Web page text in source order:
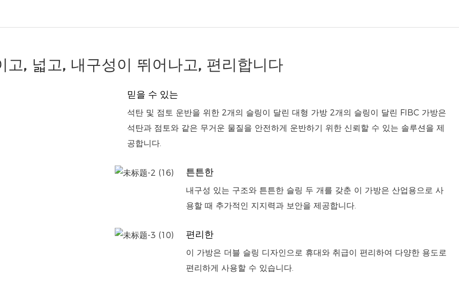
고, 넓고, 내구성이 뛰어나고, 편리합니다
믿을 수 있는
석탄 및 점토 운반을 위한 2개의 슬링이 달린 대형 가방 2개의 슬링이 달린 FIBC 가방은
석탄과 점토와 같은 무거운 물질을 안전하게 운반하기 위한 신뢰할 수 있는 솔루션을 제
공합니다.
튼튼한
내구성 있는 구조와 튼튼한 슬링 두 개를 갖춘 이 가방은 산업용으로 사
용할 때 추가적인 지지력과 보안을 제공합니다.
편리한
이 가방은 더블 슬링 디자인으로 휴대와 취급이 편리하여 다양한 용도로
편리하게 사용할 수 있습니다.